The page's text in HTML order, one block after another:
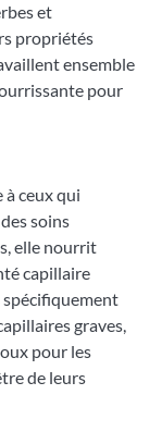
et
propriétés
ensemble
pour
à ceux qui
soins
elle nourrit
capillaire
spécifiquement
graves,
pour les
de leurs